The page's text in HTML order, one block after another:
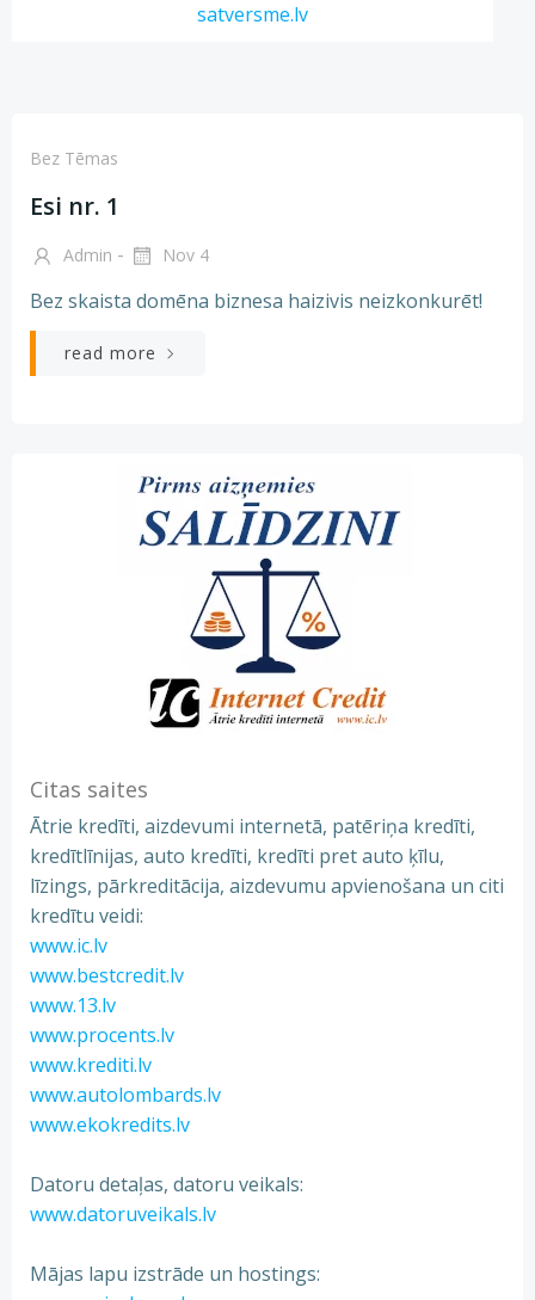
satversme.lv
Bez Tēmas
Esi nr. 1
Admin - Nov 4
Bez skaista domēna biznesa haizivis neizkonkurēt!
read more
Citas saites
Ātrie kredīti, aizdevumi internetā, patēriņa kredīti,
kredītlīnijas, auto kredīti, kredīti pret auto ķīlu,
līzings, pārkreditācija, aizdevumu apvienošana un citi
kredītu veidi:
www.ic.lv
www.bestcredit.lv
www.13.lv
www.procents.lv
www.krediti.lv
www.autolombards.lv
www.ekokredits.lv
Datoru detaļas, datoru veikals:
www.datoruveikals.lv
Mājas lapu izstrāde un hostings: